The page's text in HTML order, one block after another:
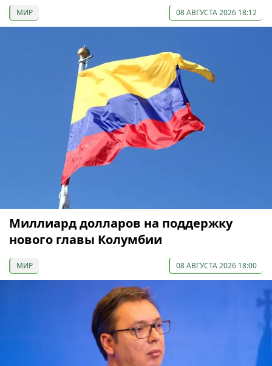
МИР 08 АВГУСТА 2026 18:12
Миллиард долларов на поддержку
нового главы Колумбии
МИР 08 АВГУСТА 2026 18:00